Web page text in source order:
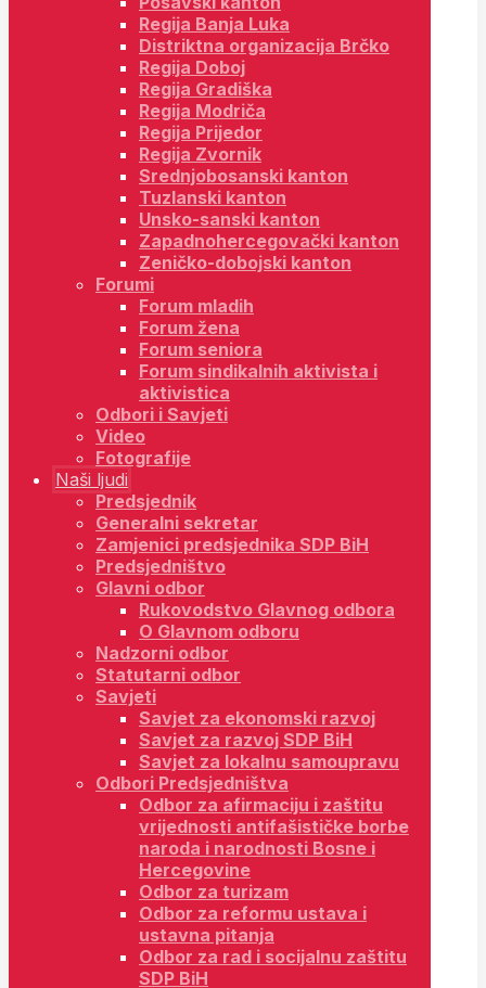
Regija Banja Luka
Distriktna organizacija Brčko
Regija Doboj
Regija Gradiška
Regija Modriča
Regija Prijedor
Regija Zvornik
Srednjobosanski kanton
Tuzlanski kanton
Unsko-sanski kanton
Zapadnohercegovački kanton
Zeničko-dobojski kanton
Forumi
Forum mladih
Forum žena
Forum seniora
Forum sindikalnih aktivista i
aktivistica
Odbori i Savjeti
Video
Fotografije
Naši ljudi
Predsjednik
Generalni sekretar
Zamjenici predsjednika SDP BiH
Predsjedništvo
Glavni odbor
Rukovodstvo Glavnog odbora
O Glavnom odboru
Nadzorni odbor
Statutarni odbor
Savjeti
Savjet za ekonomski razvoj
Savjet za razvoj SDP BiH
Savjet za lokalnu samoupravu
Odbori Predsjedništva
Odbor za afirmaciju i zaštitu
vrijednosti antifašističke borbe
naroda i narodnosti Bosne i
Hercegovine
Odbor za turizam
Odbor za reformu ustava i
ustavna pitanja
Odbor za rad i socijalnu zaštitu
SDP BiH